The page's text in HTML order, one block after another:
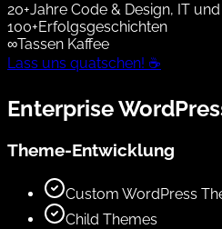
20+Jahre Code & Design, IT und
100+Erfolgsgeschichten
∞Tassen Kaffee
Lass uns quatschen! ☕️
Enterprise
Theme-Entwicklung
Custom WordPress
Child Themes